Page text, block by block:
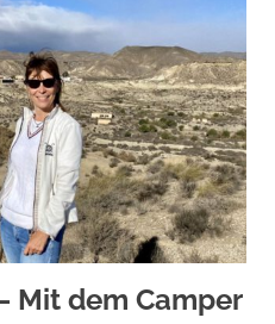
Mit dem Camper